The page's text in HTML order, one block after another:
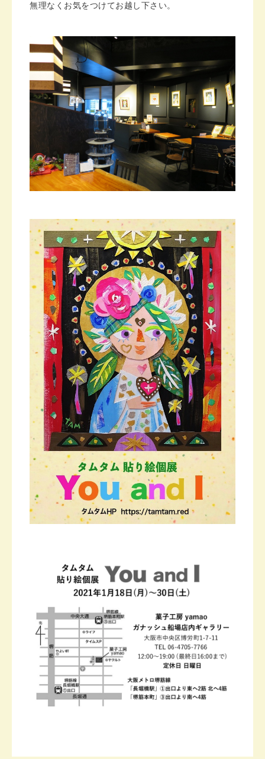
無理なくお気をつけてお越し下さい。